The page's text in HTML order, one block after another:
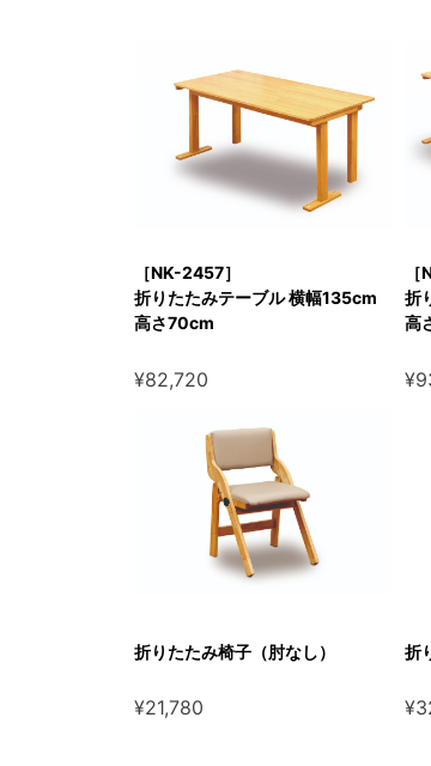
［NK-2457］
折りたたみテーブル 横幅135cm
高さ70cm
¥82,720
折
高
折りたたみ椅子（肘なし）
¥21,780
折